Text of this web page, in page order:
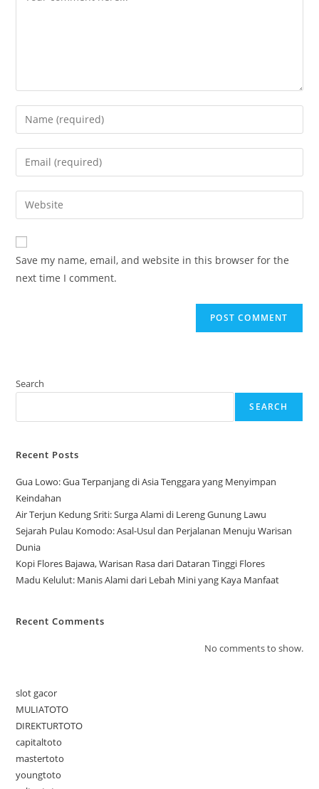
Enter
your
name
comment
Enter
your
email
address
comment
Enter
your
website
URL
(optional)
Save my name, email, and website in this browser for the
next time I comment.
Search
SEARCH
Recent Posts
Gua Lowo: Gua Terpanjang di Asia Tenggara yang Menyimpan
Keindahan
Air Terjun Kedung Sriti: Surga Alami di Lereng Gunung Lawu
Sejarah Pulau Komodo: Asal-Usul dan Perjalanan Menuju Warisan
Dunia
Kopi Flores Bajawa, Warisan Rasa dari Dataran Tinggi Flores
Madu Kelulut: Manis Alami dari Lebah Mini yang Kaya Manfaat
Recent Comments
No comments to show.
slot gacor
MULIATOTO
DIREKTURTOTO
capitaltoto
mastertoto
youngtoto